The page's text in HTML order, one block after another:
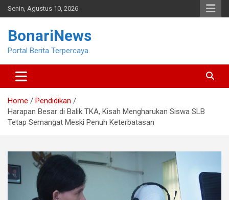
Skip
to
Senin, Agustus 10, 2026
BonariNews
Portal Berita Terpercaya
Home
Pendidikan
Harapan Besar di Balik TKA, Kisah Mengharukan Siswa SLB
Tetap Semangat Meski Penuh Keterbatasan